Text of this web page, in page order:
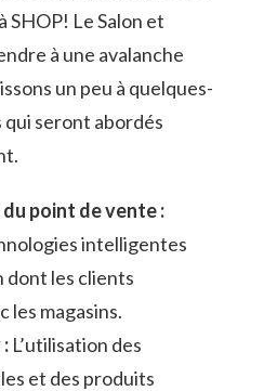
SHOP! Le Salon et
à une avalanche
un peu à quelques-
qui seront abordés
point de vente :
intelligentes
dont les clients
les magasins.
L’utilisation des
et des produits